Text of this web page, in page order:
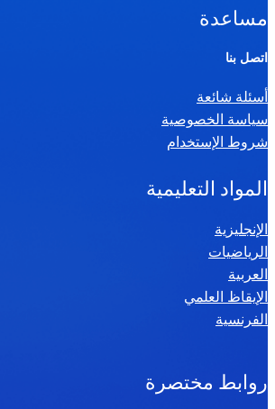
مساعدة
اتصل بنا
أسئلة شائعة
سياسة الخصوصية
شروط الإستخدام
المواد التعليمية
الإنجليزية
الرياضيات
العربية
الإيقاظ العلمي
الفرنسية
روابط مختصرة